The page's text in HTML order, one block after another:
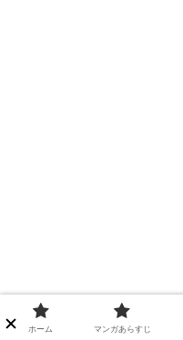
ホーム マンガあらすじ